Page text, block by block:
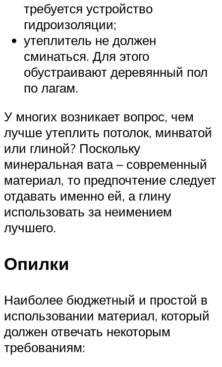
требуется устройство
гидроизоляции;
утеплитель не должен
сминаться. Для этого
обустраивают деревянный пол
по лагам.
У многих возникает вопрос, чем
лучше утеплить потолок, минватой
или глиной? Поскольку
минеральная вата – современный
материал, то предпочтение следует
отдавать именно ей, а глину
использовать за неимением
лучшего.
Опилки
Наиболее бюджетный и простой в
использовании материал, который
должен отвечать некоторым
требованиям: